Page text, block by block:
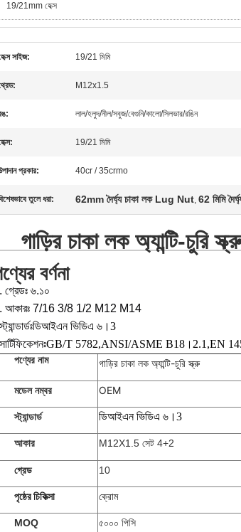
19/21mm হেক্স
সাইজ: 19/21 মিমি
M12x1.5
লাল/হলুদ/নীল/সবুজ/বেগুনি/কালো/সিলভার/রঙিন
19/21 মিমি
প্রকার: 40cr / 35crmo
তুলে ধরা: 62mm দৈর্ঘ্য চাকা লক Lug Nut, 62 মিমি
গাড়ির চাকা লক অ্যান্টি-
বর্ণনা
গ্রেডঃ ৬.১০
আকারঃ 7/16 3/8 1/2 M12 M14
ডিআইএন ভিডিএ ৬।3
GB/T 5782,ANSI/ASME B18।2.1,EN
পণ্যের নাম গাড়ির চাকা লক অ্যান্টি-চুরি স্ক্রু
মডেল নম্বর OEM
স্ট্যান্ডার্ড ডিআইএন ভিডিএ ৬।3
আকার M12X1.5 সেট 4+2
গ্রেড 10
পৃষ্ঠের চিকিত্সা ক্রোম
MOQ ৫০০০ পিসি